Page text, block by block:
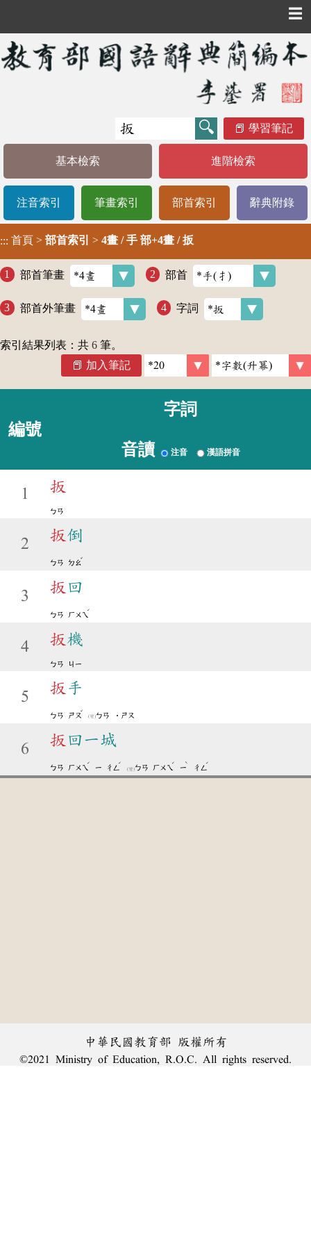
☰
學習筆記
基本檢索 進階檢索
注音索引 筆畫索引 部首索引 辭典附錄
::: 首頁 > 部首索引 > 4畫 / 手 部+4畫 / 扳
部首筆畫 部首
部首外筆畫 字詞
索引結果列表：共 6 筆。
加入筆記
編號
字詞
音讀 注音 漢語拼音
1 扳
ㄅㄢ
2
扳 倒
ㄅㄢ ㄉㄠ
ˇ
3
扳 回
ㄅㄢ ㄏㄨㄟ
ˊ
4 扳 機
ㄅㄢ ㄐㄧ
5
扳 手
ㄅㄢ ㄕㄡ
ˇ
(變)ㄅㄢ ˙ㄕㄡ
6
扳 回一城
ㄅㄢ ㄏㄨㄟ
ˊ
ㄧ ㄔㄥ
ˊ
(變)ㄅㄢ ㄏㄨㄟ
ˊ
ㄧ
ˋ
ㄔㄥ
ˊ
中華民國教育部 版權所有
©2021 Ministry of Education, R.O.C. All rights reserved.